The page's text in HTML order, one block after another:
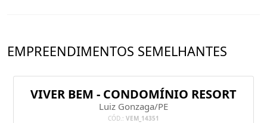
EMPREENDIMENTOS SEMELHANTES
VIVER BEM - CONDOMÍNIO RESORT
Luiz Gonzaga/PE
CÓD.: VEM_14351